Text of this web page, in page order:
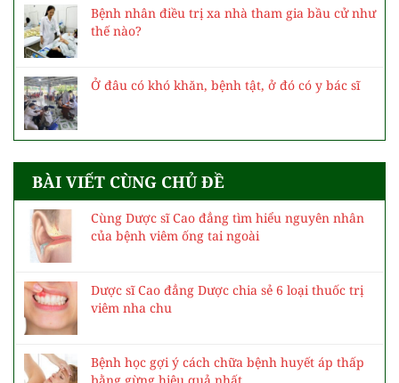
Bệnh nhân điều trị xa nhà tham gia bầu cử như
thế nào?
Ở đâu có khó khăn, bệnh tật, ở đó có y bác sĩ
BÀI VIẾT CÙNG CHỦ ĐỀ
Cùng Dược sĩ Cao đẳng tìm hiểu nguyên nhân
của bệnh viêm ống tai ngoài
Dược sĩ Cao đẳng Dược chia sẻ 6 loại thuốc trị
viêm nha chu
Bệnh học gợi ý cách chữa bệnh huyết áp thấp